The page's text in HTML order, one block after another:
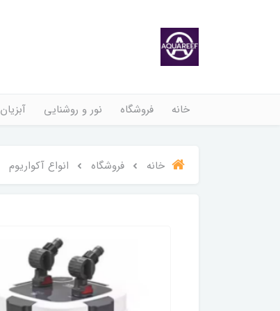
خانه فروشگاه نور و روشنایی آبزیان
خانه فروشگاه انواع آکواریوم